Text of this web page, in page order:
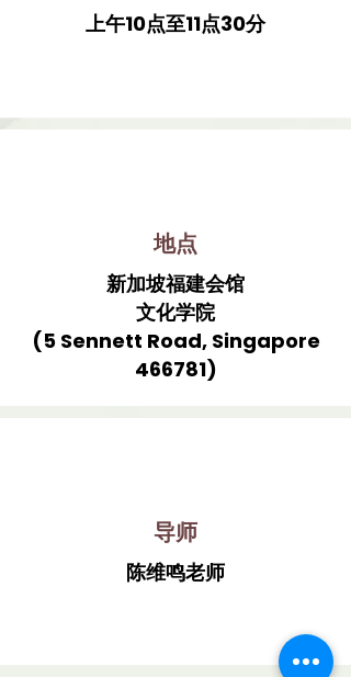
上午10点至11点30分
地点
新加坡福建会馆
文化学院
(5 Sennett Road, Singapore
466781)
导师
陈维鸣老师